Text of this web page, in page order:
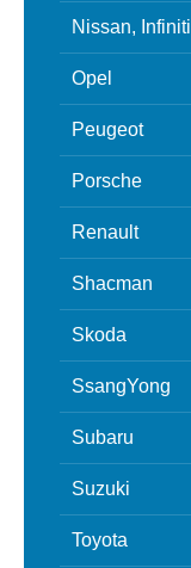
Nissan, Infiniti
Opel
Peugeot
Porsche
Renault
Shacman
Skoda
SsangYong
Subaru
Suzuki
Toyota